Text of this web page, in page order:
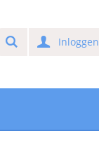
SearchInloggen